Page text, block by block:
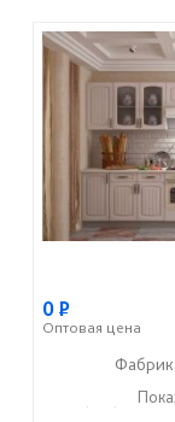
0Р
Оптовая цена
+7 (927) 38-